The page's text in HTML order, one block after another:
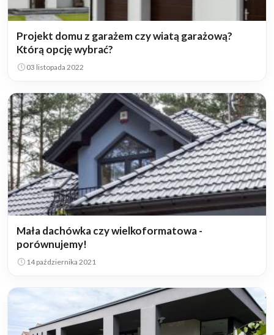
Projekt domu z garażem czy wiatą garażową?
Którą opcję wybrać?
03 listopada 2022
Mała dachówka czy wielkoformatowa -
porównujemy!
14 października 2021